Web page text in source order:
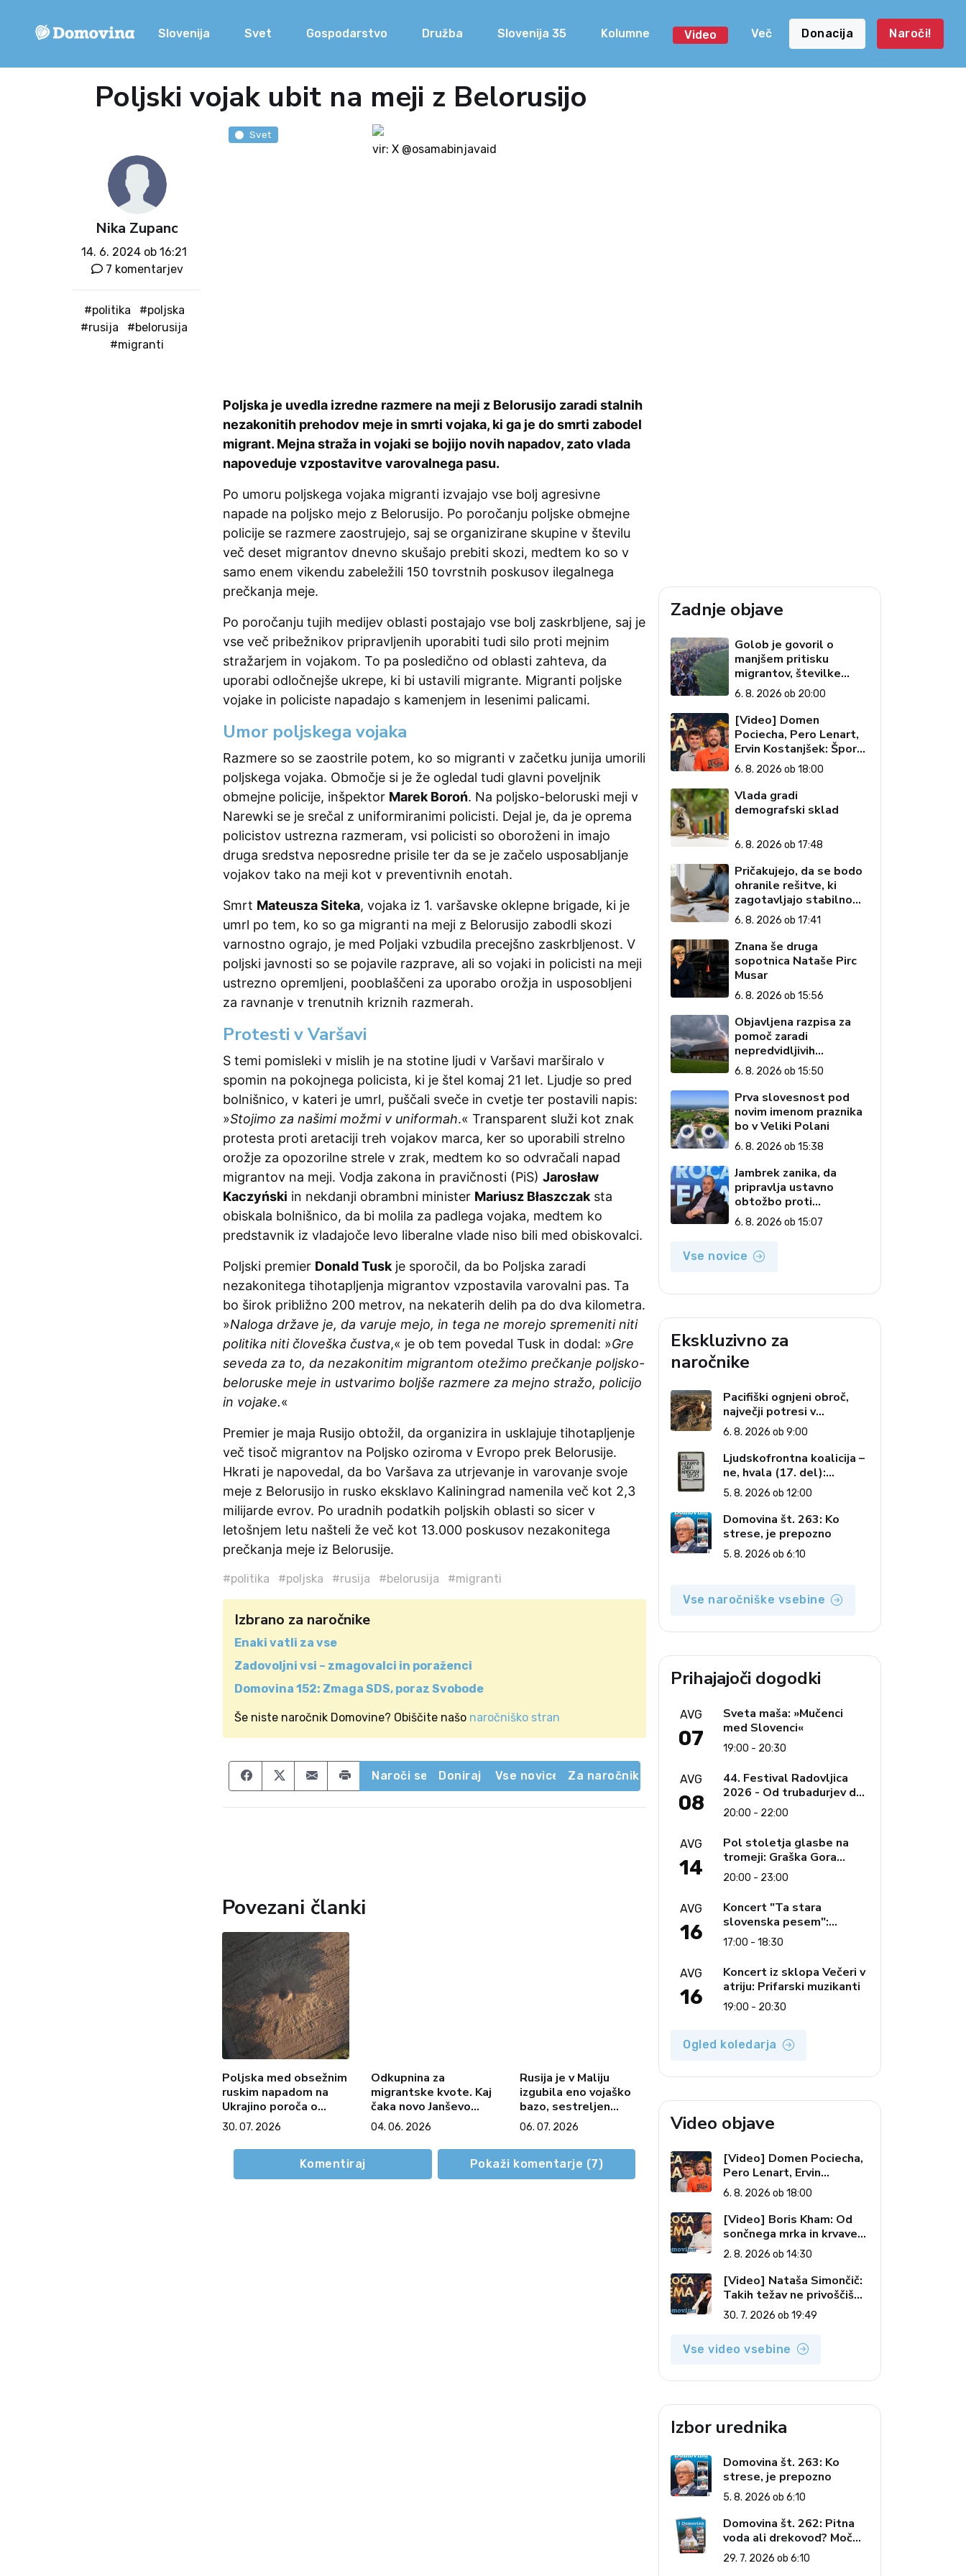
Slovenija Svet Gospodarstvo Družba Slovenija 35 Kolumne Video Več Donacija Naroči!
Poljski vojak ubit na meji z Belorusijo
Nika Zupanc
14. 6. 2024 ob 16:21
7 komentarjev
#politika
#poljska
#rusija
#belorusija
#migranti
vir: X @osamabinjavaid
Svet
Poljska je uvedla izredne razmere na meji z Belorusijo zaradi stalnih
nezakonitih prehodov meje in smrti vojaka, ki ga je do smrti zabodel
migrant. Mejna straža in vojaki se bojijo novih napadov, zato vlada
napoveduje vzpostavitve varovalnega pasu.
Po umoru poljskega vojaka migranti izvajajo vse bolj agresivne
napade na poljsko mejo z Belorusijo. Po poročanju poljske obmejne
policije se razmere zaostrujejo, saj se organizirane skupine v številu
več deset migrantov dnevno skušajo prebiti skozi, medtem ko so v
samo enem vikendu zabeležili 150 tovrstnih poskusov ilegalnega
prečkanja meje.
Po poročanju tujih medijev oblasti postajajo vse bolj zaskrbljene, saj je
vse več pribežnikov pripravljenih uporabiti tudi silo proti mejnim
stražarjem in vojakom. To pa posledično od oblasti zahteva, da
uporabi odločnejše ukrepe, ki bi ustavili migrante. Migranti poljske
vojake in policiste napadajo s kamenjem in lesenimi palicami.
Umor poljskega vojaka
Razmere so se zaostrile potem, ko so migranti v začetku junija umorili
poljskega vojaka. Območje si je že ogledal tudi glavni poveljnik
obmejne policije, inšpektor Marek Boroń. Na poljsko-beloruski meji v
Narewki se je srečal z uniformiranimi policisti. Dejal je, da je oprema
policistov ustrezna razmeram, vsi policisti so oboroženi in imajo
druga sredstva neposredne prisile ter da se je začelo usposabljanje
vojakov tako na meji kot v preventivnih enotah.
Smrt Mateusza Siteka, vojaka iz 1. varšavske oklepne brigade, ki je
umrl po tem, ko so ga migranti na meji z Belorusijo zabodli skozi
varnostno ograjo, je med Poljaki vzbudila precejšno zaskrbljenost. V
poljski javnosti so se pojavile razprave, ali so vojaki in policisti na meji
ustrezno opremljeni, pooblaščeni za uporabo orožja in usposobljeni
za ravnanje v trenutnih kriznih razmerah.
Protesti v Varšavi
S temi pomisleki v mislih je na stotine ljudi v Varšavi marširalo v
spomin na pokojnega policista, ki je štel komaj 21 let. Ljudje so pred
bolnišnico, v kateri je umrl, puščali sveče in cvetje ter postavili napis:
»Stojimo za našimi možmi v uniformah.« Transparent služi kot znak
protesta proti aretaciji treh vojakov marca, ker so uporabili strelno
orožje za opozorilne strele v zrak, medtem ko so odvračali napad
migrantov na meji. Vodja zakona in pravičnosti (PiS) Jarosław
Kaczyński in nekdanji obrambni minister Mariusz Błaszczak sta
obiskala bolnišnico, da bi molila za padlega vojaka, medtem ko
predstavnik iz vladajoče levo liberalne vlade niso bili med obiskovalci.
Poljski premier Donald Tusk je sporočil, da bo Poljska zaradi
nezakonitega tihotapljenja migrantov vzpostavila varovalni pas. Ta
bo širok približno 200 metrov, na nekaterih delih pa do dva kilometra.
»Naloga države je, da varuje mejo, in tega ne morejo spremeniti niti
politika niti človeška čustva,« je ob tem povedal Tusk in dodal: »Gre
seveda za to, da nezakonitim migrantom otežimo prečkanje poljsko-
beloruske meje in ustvarimo boljše razmere za mejno stražo, policijo
in vojake.«
Premier je maja Rusijo obtožil, da organizira in usklajuje tihotapljenje
več tisoč migrantov na Poljsko oziroma v Evropo prek Belorusije.
Hkrati je napovedal, da bo Varšava za utrjevanje in varovanje svoje
meje z Belorusijo in rusko eksklavo Kaliningrad namenila več kot 2,3
milijarde evrov. Po uradnih podatkih poljskih oblasti so sicer v
letošnjem letu našteli že več kot 13.000 poskusov nezakonitega
prečkanja meje iz Belorusije.
#politika #poljska #rusija #belorusija #migranti
Izbrano za naročnike
Enaki vatli za vse
Zadovoljni vsi – zmagovalci in poraženci
Domovina 152: Zmaga SDS, poraz Svobode
Še niste naročnik Domovine? Obiščite našo naročniško stran
Share on Facebook
Share on Twitter
Share by email
Naroči se Doniraj Vse novice Za naročnike
Povezani članki
Poljska med obsežnim
ruskim napadom na
Ukrajino poroča o
padcu »verjetno«
ruske rakete na svoje
ozemlje
30. 07. 2026
Odkupnina za
migrantske kvote. Kaj
čaka novo Janševo
vlado in Francija
Matoza?
04. 06. 2026
Rusija je v Maliju
izgubila eno vojaško
bazo, sestreljen
helikopter Afrika
Korps – Al Kajda in
Islamska država
ponovno stopnjujta
napade
06. 07. 2026
Komentiraj Pokaži komentarje (7)
Zadnje objave
Golob je govoril o
manjšem pritisku
migrantov, številke
govorijo drugače
6. 8. 2026 ob 20:00
[Video] Domen
Pociecha, Pero Lenart,
Ervin Kostanjšek: Šport
specialcev (Vroča tema,
6. 8. 2026)
6. 8. 2026 ob 18:00
Vlada gradi
demografski sklad
6. 8. 2026 ob 17:48
Pričakujejo, da se bodo
ohranile rešitve, ki
zagotavljajo stabilno
davčno okolje
6. 8. 2026 ob 17:41
Znana še druga
sopotnica Nataše Pirc
Musar
6. 8. 2026 ob 15:56
Objavljena razpisa za
pomoč zaradi
nepredvidljivih
dogodkov na kmetiji
6. 8. 2026 ob 15:50
Prva slovesnost pod
novim imenom praznika
bo v Veliki Polani
6. 8. 2026 ob 15:38
Jambrek zanika, da
pripravlja ustavno
obtožbo proti
predsednici: To je
popolnoma neresnična
6. 8. 2026 ob 15:07
Vse novice
Ekskluzivno za
naročnike
Pacifiški ognjeni obroč,
največji potresi v
zgodovini in cena pozabe
6. 8. 2026 ob 9:00
Ljudskofrontna koalicija –
ne, hvala (17. del):
Priprave na sestop z
oblasti – dvorska
opozicija 6: Gramsci na
delu: Revija 2000 in
revolucionarna izvotlitev
krščanstva
5. 8. 2026 ob 12:00
Domovina št. 263: Ko
strese, je prepozno
5. 8. 2026 ob 6:10
Vse naročniške vsebine
Prihajajoči dogodki
AVG
07
Sveta maša: »Mučenci
med Slovenci«
19:00 - 20:30
AVG
08
44. Festival Radovljica
2026 - Od trubadurjev do
Brahmsa
20:00 - 22:00
AVG
14
Pol stoletja glasbe na
tromeji: Graška Gora
obeležuje 50. jubilejni
festival narodno-zabavne
glasbe
20:00 - 23:00
AVG
16
Koncert "Ta stara
slovenska pesem":
Ljudski pevci Jezerci
17:00 - 18:30
AVG
16
Koncert iz sklopa Večeri v
atriju: Prifarski muzikanti
19:00 - 20:30
Ogled koledarja
Video objave
[Video] Domen Pociecha,
Pero Lenart, Ervin
Kostanjšek: Šport
specialcev (Vroča tema, 6.
8. 2026)
6. 8. 2026 ob 18:00
[Video] Boris Kham: Od
sončnega mrka in krvave
lune do slovenskih
pečatov v vesolju (Vroča
tema, 2. 8. 2026)
2. 8. 2026 ob 14:30
[Video] Nataša Simončič:
Takih težav ne privoščiš
nikomur (Vroča tema, 30.
7. 2026)
30. 7. 2026 ob 19:49
Vse video vsebine
Izbor urednika
Domovina št. 263: Ko
strese, je prepozno
5. 8. 2026 ob 6:10
Domovina št. 262: Pitna
voda ali drekovod? Moč
omrežja interesov
29. 7. 2026 ob 6:10